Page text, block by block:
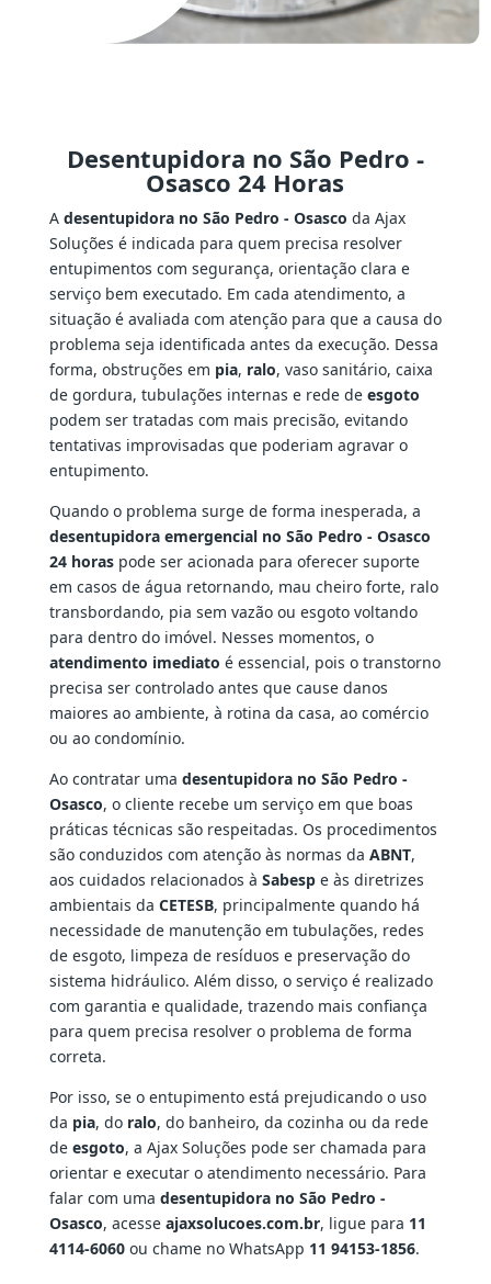
Desentupidora no São Pedro -
Osasco 24 Horas
A desentupidora no São Pedro - Osasco da Ajax
Soluções é indicada para quem precisa resolver
entupimentos com segurança, orientação clara e
serviço bem executado. Em cada atendimento, a
situação é avaliada com atenção para que a causa do
problema seja identificada antes da execução. Dessa
forma, obstruções em pia, ralo, vaso sanitário, caixa
de gordura, tubulações internas e rede de esgoto
podem ser tratadas com mais precisão, evitando
tentativas improvisadas que poderiam agravar o
entupimento.
Quando o problema surge de forma inesperada, a
desentupidora emergencial no São Pedro - Osasco
24 horaspode ser acionada para oferecer suporte
em casos de água retornando, mau cheiro forte, ralo
transbordando, pia sem vazão ou esgoto voltando
para dentro do imóvel. Nesses momentos, o
atendimento imediato é essencial, pois o transtorno
precisa ser controlado antes que cause danos
maiores ao ambiente, à rotina da casa, ao comércio
ou ao condomínio.
Ao contratar uma desentupidora no São Pedro -
Osasco, o cliente recebe um serviço em que boas
práticas técnicas são respeitadas. Os procedimentos
são conduzidos com atenção às normas da ABNT,
aos cuidados relacionados à Sabespe às diretrizes
ambientais da CETESB, principalmente quando há
necessidade de manutenção em tubulações, redes
de esgoto, limpeza de resíduos e preservação do
sistema hidráulico. Além disso, o serviço é realizado
com garantia e qualidade, trazendo mais confiança
para quem precisa resolver o problema de forma
correta.
Por isso, se o entupimento está prejudicando o uso
da pia, do ralo, do banheiro, da cozinha ou da rede
de esgoto, a Ajax Soluções pode ser chamada para
orientar e executar o atendimento necessário. Para
falar com uma desentupidora no São Pedro -
Osasco, acesse ajaxsolucoes.com.br, ligue para 11
4114-6060ou chame no WhatsApp 11 94153-1856.